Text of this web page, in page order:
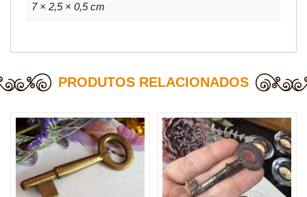
7 × 2,5 × 0,5 cm
PRODUTOS RELACIONADOS